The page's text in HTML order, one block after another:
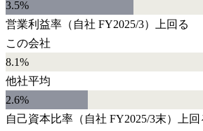
3.5%
営業利益率 （自社 FY2025/3）
上回る
この会社
8.1%
他社平均
2.6%
自己資本比率 （自社 FY2025/3末）
上